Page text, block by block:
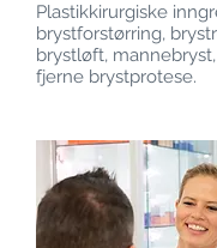
Plastikkirurgiske
brystforstørring,
brystløft,
fjerne brystprotese.